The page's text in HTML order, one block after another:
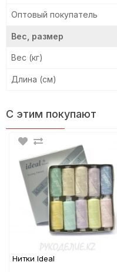
Оптовый покупатель
Вес, размер
Вес (кг)
Длина (см)
С этим покупают
Нитки Ideal